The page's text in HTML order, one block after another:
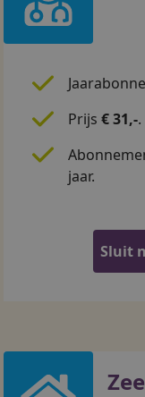
Prijs € 31,-.
jaar.
Sluit